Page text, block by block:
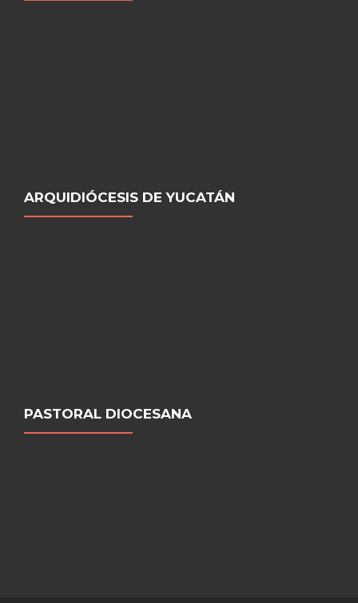
ARQUIDIÓCESIS DE YUCATÁN
PASTORAL DIOCESANA